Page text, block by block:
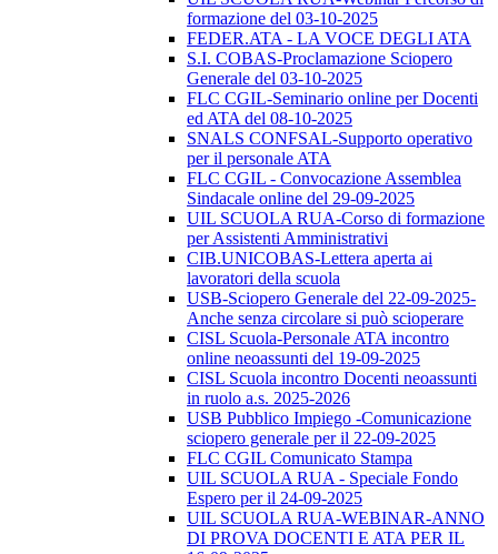
formazione del 03-10-2025
FEDER.ATA - LA VOCE DEGLI ATA
S.I. COBAS-Proclamazione Sciopero
Generale del 03-10-2025
FLC CGIL-Seminario online per Docenti
ed ATA del 08-10-2025
SNALS CONFSAL-Supporto operativo
per il personale ATA
FLC CGIL - Convocazione Assemblea
Sindacale online del 29-09-2025
UIL SCUOLA RUA-Corso di formazione
per Assistenti Amministrativi
CIB.UNICOBAS-Lettera aperta ai
lavoratori della scuola
USB-Sciopero Generale del 22-09-2025-
Anche senza circolare si può scioperare
CISL Scuola-Personale ATA incontro
online neoassunti del 19-09-2025
CISL Scuola incontro Docenti neoassunti
in ruolo a.s. 2025-2026
USB Pubblico Impiego -Comunicazione
sciopero generale per il 22-09-2025
FLC CGIL Comunicato Stampa
UIL SCUOLA RUA - Speciale Fondo
Espero per il 24-09-2025
UIL SCUOLA RUA-WEBINAR-ANNO
DI PROVA DOCENTI E ATA PER IL